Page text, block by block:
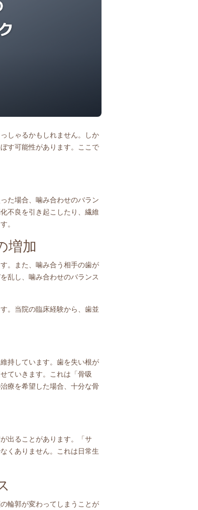
しゃるかもしれません。しか
す可能性があります。ここで
た場合、噛み合わせのバラン
不良を引き起こしたり、繊維
。
増加
。また、噛み合う相手の歯が
乱し、噛み合わせのバランス
。当院の臨床経験から、歯並
持しています。歯を失い根が
ていきます。これは「骨吸
療を希望した場合、十分な骨
出ることがあります。「サ
くありません。これは日常生
輪郭が変わってしまうことが